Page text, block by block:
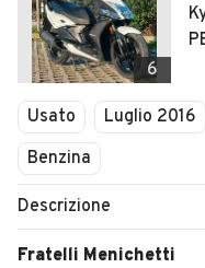
6
Usato Luglio 2016
Benzina
Descrizione
Fratelli Menichetti